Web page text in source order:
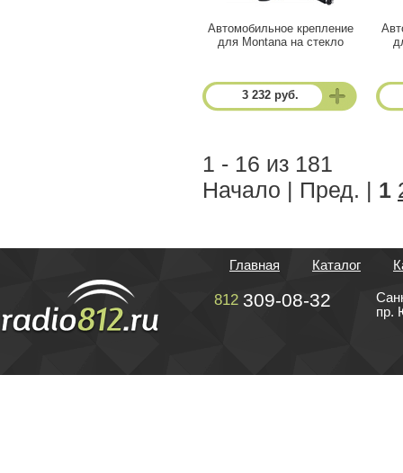
Автомобильное крепление
для Montana на стекло
3 232 руб.
1 - 16 из 181
Начало | Пред. | 1
Главная Каталог
812 309-08-32
пр.